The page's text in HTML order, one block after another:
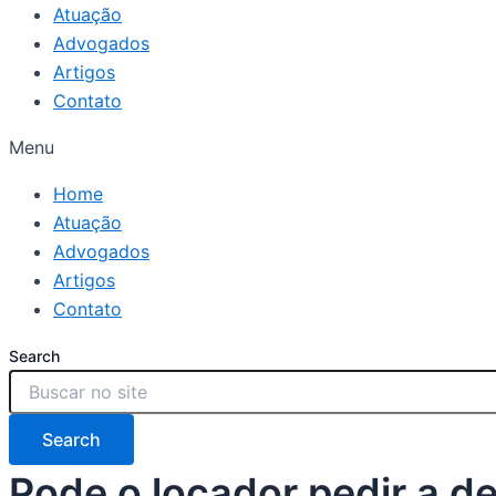
Atuação
Advogados
Artigos
Contato
Menu
Home
Atuação
Advogados
Artigos
Contato
Search
Search